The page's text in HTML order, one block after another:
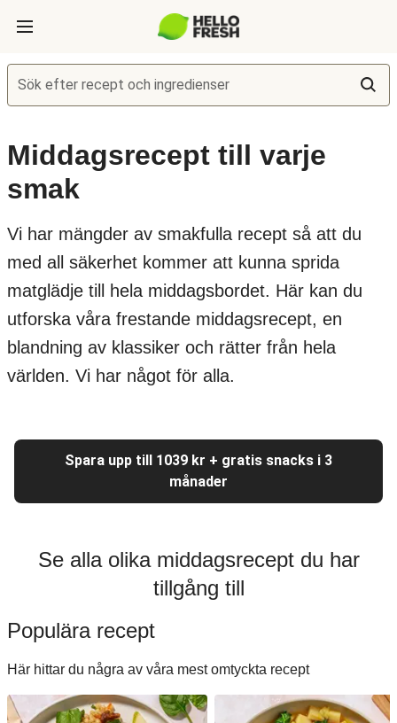
Sök efter recept och ingredienser
Middagsrecept till varje
smak
Vi har mängder av smakfulla recept så att du
med all säkerhet kommer att kunna sprida
matglädje till hela middagsbordet. Här kan du
utforska våra frestande middagsrecept, en
blandning av klassiker och rätter från hela
världen. Vi har något för alla.
Spara upp till 1039 kr + gratis snacks i 3
månader
Se alla olika middagsrecept du har
tillgång till
Populära recept
Här hittar du några av våra mest omtyckta recept